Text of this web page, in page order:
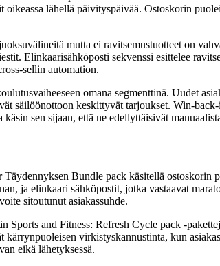
lähellä päivityspäivää. Ostoskorin
mutta ei ravitsemustuotteet on
Elinkaarisähköposti sekvenssi esittelee
sellin automation.
omana segmenttinä. Uudet
säilöönottoon keskittyvät tarjoukset. Win-
sen sijaan, että ne edellyttäisivät
Bundle pack käsitellä ostoskorin
ja elinkaari sähköpostit, jotka vastaavat
sitoutunut asiakassuhde.
Sports and Fitness: Refresh Cycle pack -
virkistyskannustinta, kun
eikä lähetyksessä.